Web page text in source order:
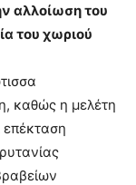
αλλοίωση του
του χωριού
καθώς η μελέτη
επέκταση